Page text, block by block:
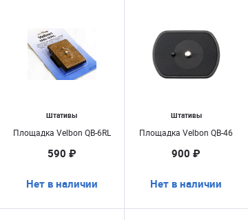
Штативы
Площадка Velbon QB-6RL
590 ₽
Нет в наличии
Штативы
Площадка Velbon QB-46
900 ₽
Нет в наличии